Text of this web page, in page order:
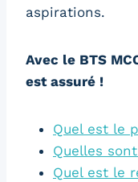
aspirations.
Avec le BTS
est assuré !
Quel est le
Quelles
Quel est le